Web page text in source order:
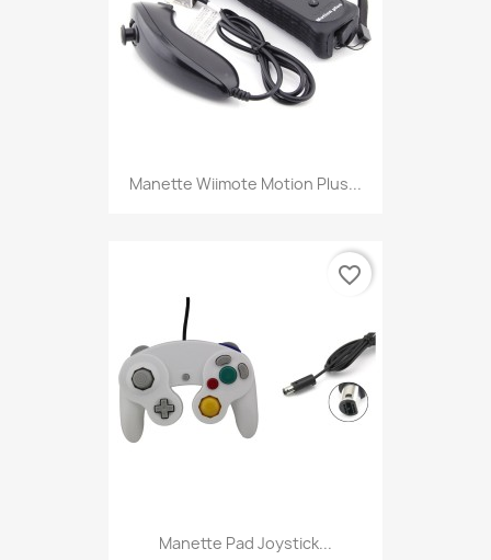
Manette Wiimote Motion Plus...
Manette Pad Joystick...
favorite_border